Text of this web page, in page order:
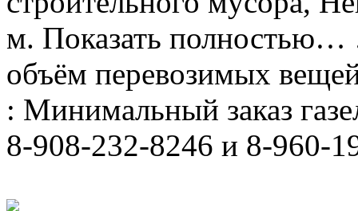
м. Показать полностью…
объём перевозимых
: Минимальный заказ
8-908-232-8246 и 8-960-